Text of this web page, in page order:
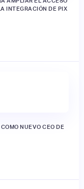
INTEGRACIÓN DE PIX
NUEVO CEO DE